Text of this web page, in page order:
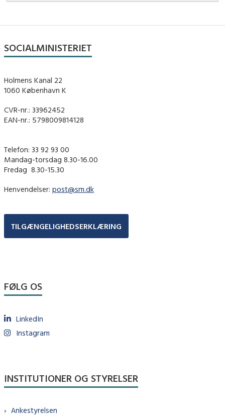
SOCIALMINISTERIET
Holmens Kanal 22
1060 København K
CVR-nr.: 33962452
EAN-nr.: 5798009814128
Telefon: 33 92 93 00
Mandag-torsdag 8.30-16.00
Fredag ​ 8.30-15.30
Henvendelser: post@sm.dk
TILGÆNGELIGHEDSERKLÆRING
FØLG OS
LinkedIn
Instagram
INSTITUTIONER OG STYRELSER
Ankestyrelsen